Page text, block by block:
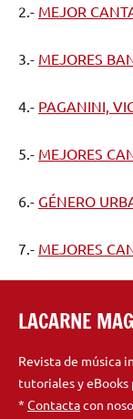
2.- MEJOR
3.- MEJORES
4.- PAGANINI,
5.- MEJORES
6.- GÉNERO
7.- MEJORES
LACARNE
Revista de música
tutoriales y eBooks
* Contactacon